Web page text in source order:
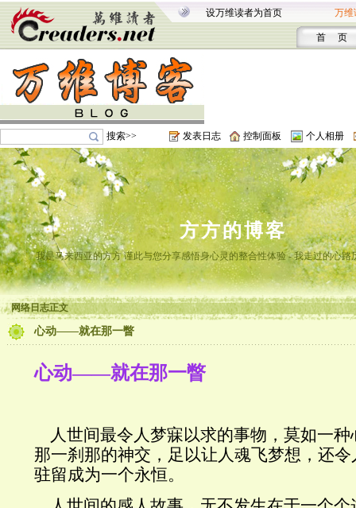
设万维读者为首页 万维
首 页
搜索>> 发表日志 控制面板 个人相册
方方的博客
我是马来西亚的方方 谨此与您分享感悟身心灵的整合性体验 - 我走过的心路
网络日志正文
心动——就在那一瞥
心动——就在那一瞥
人世间最令人梦寐以求的事物，莫如一
那一刹那的神交，足以让人魂飞梦想，还
驻留成为一个永恒。